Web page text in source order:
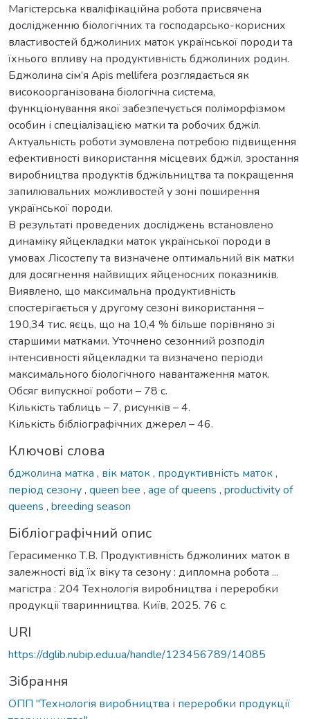
Магістерська кваліфікаційна робота присвячена
дослідженню біологічних та господарсько-корисних
властивостей бджолиних маток української породи та
їхнього впливу на продуктивність бджолиних родин.
Бджолина сім’я Apis mellifera розглядається як
високоорганізована біологічна система,
функціонування якої забезпечується поліморфізмом
особин і спеціалізацією матки та робочих бджіл.
Актуальність роботи зумовлена потребою підвищення
ефективності використання місцевих бджіл, зростання
виробництва продуктів бджільництва та покращення
запилювальних можливостей у зоні поширення
української породи.
В результаті проведених досліджень встановлено
динаміку яйцекладки маток української породи в
умовах Лісостепу та визначене оптимальний вік матки
для досягнення найвищих яйценосних показників.
Виявлено, що максимальна продуктивність
спостерігається у другому сезоні використання –
190,34 тис. яєць, що на 10,4 % більше порівняно зі
старшими матками. Уточнено сезонний розподіл
інтенсивності яйцекладки та визначено періоди
максимального біологічного навантаження маток.
Обсяг випускної роботи – 78 с.
Кількість таблиць – 7, рисунків – 4.
Кількість бібліографічних джерел – 46.
Ключові слова
бджолина матка , вік маток, продуктивність маток,
період сезону, queen bee , age of queens , productivity of
queens , breeding season
Бібліографічний опис
Герасименко Т.В. Продуктивність бджолиних маток в
залежності від їх віку та сезону : дипломна робота ...
магістра : 204 Технологія виробництва і переробки
продукції тваринництва. Київ, 2025. 76 с.
URI
https://dglib.nubip.edu.ua/handle/123456789/14085
Зібрання
ОПП "Технологія виробництва і переробки продукції